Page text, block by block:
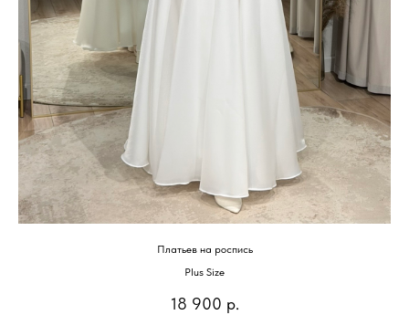
Платьев на роспись
Plus Size
18 900 р.